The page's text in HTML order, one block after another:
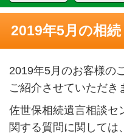
2019年5月の相
2019年5月のお客様の
ご紹介させていただき
佐世保相続遺言相談セ
関する質問に関しては、